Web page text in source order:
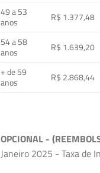
49 a 53
anos
R$ 1.377,48
54 a 58
anos
R$ 1.639,20
+ de 59
anos
R$ 2.868,44
OPCIONAL -
Janeiro 2025 - Taxa de